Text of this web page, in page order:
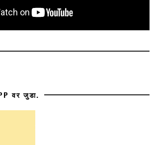
वर जुडा.